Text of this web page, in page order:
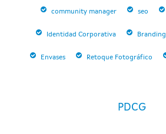
community manager seo
Identidad Corporativa Branding
Envases Retoque Fotográfico
PDCG